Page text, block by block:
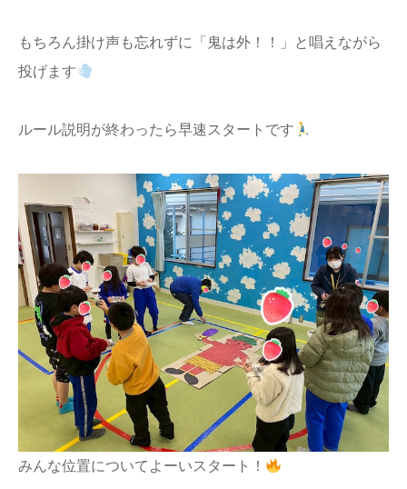
もちろん掛け声も忘れずに「鬼は外！！」と唱えながら
投げます
ルール説明が終わったら早速スタートです
みんな位置についてよーいスタート！